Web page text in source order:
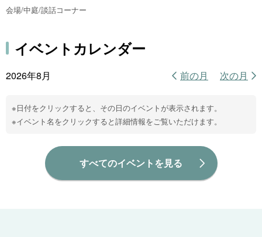
会場/中庭/談話コーナー
イベントカレンダー
2026年8月 前の月 次の月
※日付をクリックすると、その日のイベントが表示されます。
※イベント名をクリックすると詳細情報をご覧いただけます。
すべてのイベントを見る